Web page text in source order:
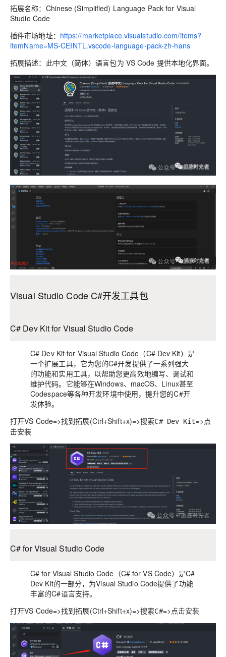
拓展名称：Chinese (Simplified) Language Pack for Visual
Studio Code
插件市场地址： https://marketplace.visualstudio.com/items?
itemName=MS-CEINTL.vscode-language-pack-zh-hans
拓展描述：此中文（简体）语言包为 VS Code 提供本地化界面。
Visual Studio Code C#开发工具包
C# Dev Kit for Visual Studio Code
C# Dev Kit for Visual Studio Code（C# Dev Kit）是
一个扩展工具，它为您的C#开发提供了一系列强大
的功能和实用工具，以帮助您更高效地编写、调试和
维护代码。它能够在Windows、macOS、Linux甚至
Codespace等各种开发环境中使用，提升您的C#开
发体验。
打开VS Code=>找到拓展(Ctrl+Shift+x)=>搜索C# Dev Kit=>点
击安装
C# for Visual Studio Code
C# for Visual Studio Code（C# for VS Code）是C#
Dev Kit的一部分，为Visual Studio Code提供了功能
丰富的C#语言支持。
打开VS Code=>找到拓展(Ctrl+Shift+x)=>搜索C#=>点击安装